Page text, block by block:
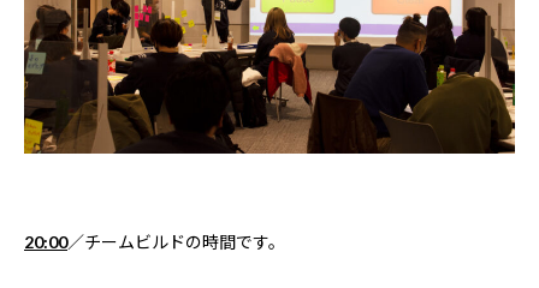
20:00／チームビルドの時間です。